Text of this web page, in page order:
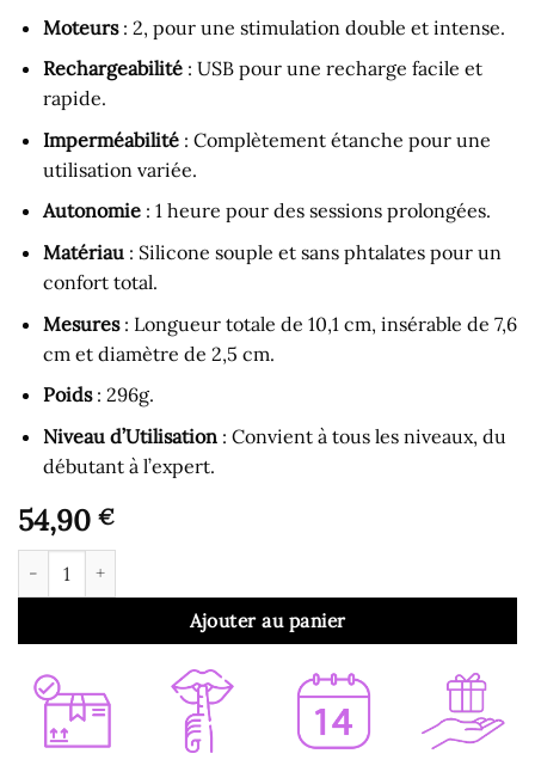
Moteurs : 2, pour une stimulation double et intense.
Rechargeabilité : USB pour une recharge facile et
rapide.
Imperméabilité : Complètement étanche pour une
utilisation variée.
Autonomie : 1 heure pour des sessions prolongées.
Matériau : Silicone souple et sans phtalates pour un
confort total.
Mesures : Longueur totale de 10,1 cm, insérable de 7,6
cm et diamètre de 2,5 cm.
Poids : 296g.
Niveau d’Utilisation : Convient à tous les niveaux, du
débutant à l’expert.
54,90 €
quantité de Stimulateur de Prostate - Stimulateur de Prostate
Ajouter au panier